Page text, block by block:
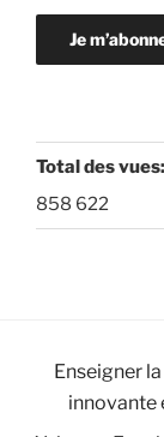
Total des vues:
858 622
Enseigner
innovante